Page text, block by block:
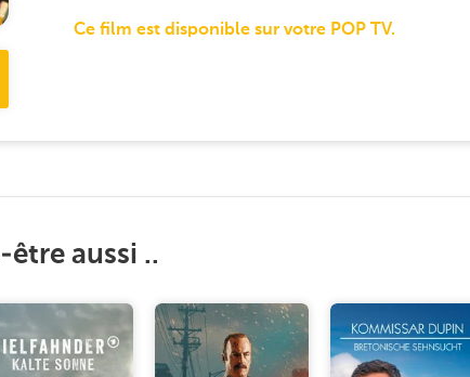
Ce film est disponible sur votre POP TV.
être aussi ..